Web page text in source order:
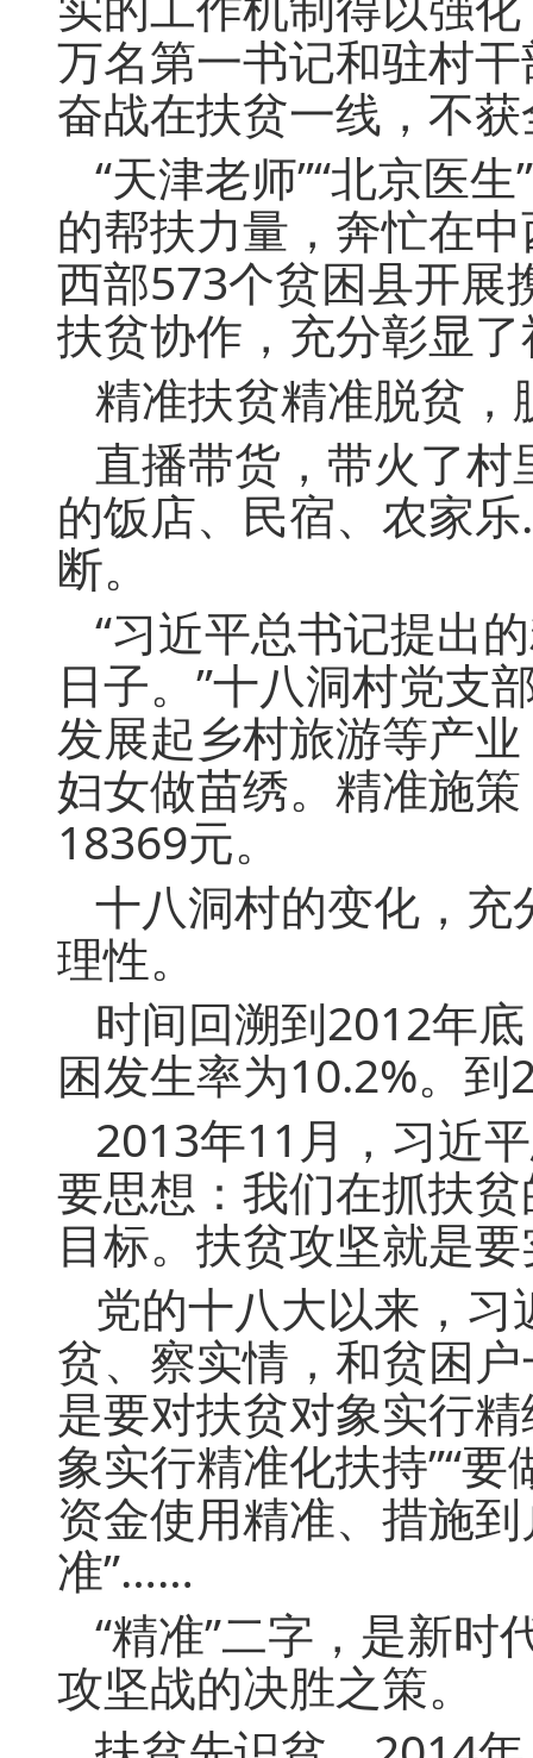
万名第一书记和驻村
奋战在扶贫一线，不
“天津老师”“北京医
的帮扶力量，奔忙在
西部573个贫困县开展
扶贫协作，充分彰显
精准扶贫精准脱贫
直播带货，带火了
的饭店、民宿、农家
断。
“习近平总书记提出
日子。”十八洞村党支
发展起乡村旅游等产
妇女做苗绣。精准施
18369元。
十八洞村的变化，
理性。
时间回溯到2012年
困发生率为10.2%。
2013年11月，习近
要思想：我们在抓扶
目标。扶贫攻坚就是
党的十八大以来，
贫、察实情，和贫困
是要对扶贫对象实行
象实行精准化扶持”“
资金使用精准、措施
准”……
“精准”二字，是新
攻坚战的决胜之策。